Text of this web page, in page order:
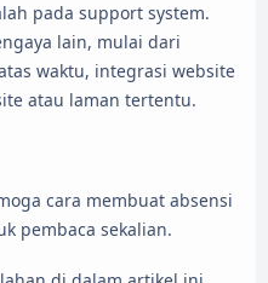
pada support system.
lain, mulai dari
waktu, integrasi website
atau laman tertentu.
cara membuat absensi
pembaca sekalian.